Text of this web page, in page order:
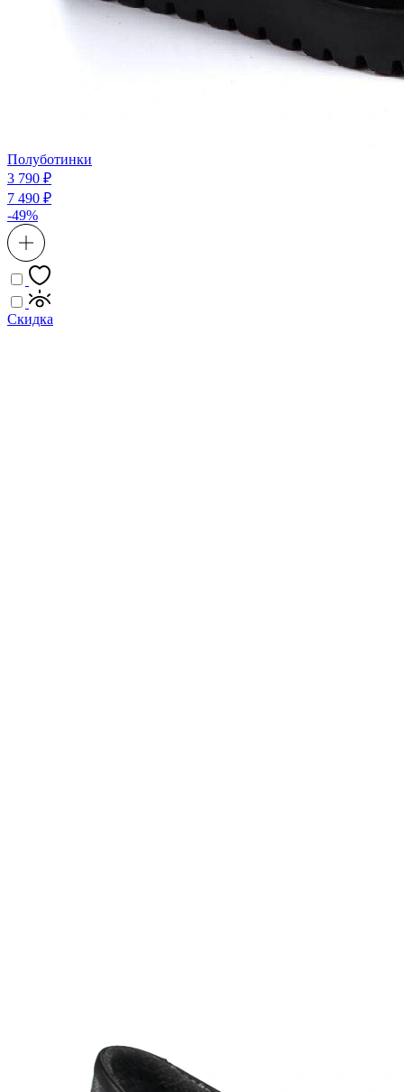
Полуботинки
3 790 ₽
7 490 ₽
-49%
Скидка